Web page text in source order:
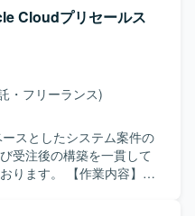
。 Azureネットワーク、
盤要素について詳細設計
）を前提とした構築方
び構築作業を実施してい
などのガバナンス設定
び環境構築を行うととも
シートなど各種技術ドキ
ます。 顧客および関係者
容に関する説明・レビュ
の設計品質および実装品
Cloudプリセールス
・フリーランス)
スとしたシステム案件の
受注後の構築を一貫して
作業内容】